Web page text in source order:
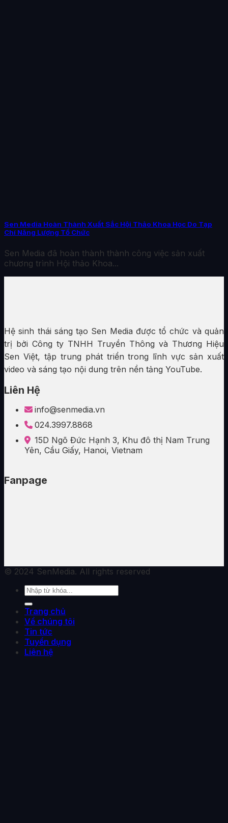
Sen Media Hoàn Thành Xuất Sắc Hội Thảo Khoa Học Do Tạp
Chí Năng Lượng Tổ Chức
Sen Media đã hoàn thành thành công việc sản xuất
chương trình Hội thảo Khoa...
Hệ sinh thái sáng tạo Sen Media được tổ chức và quản
trị bởi Công ty TNHH Truyền Thông và Thương Hiệu
Sen Việt, tập trung phát triển trong lĩnh vực sản xuất
video và sáng tạo nội dung trên nền tảng YouTube.
Liên Hệ
info@senmedia.vn
024.3997.8868
15D Ngõ Đức Hạnh 3, Khu đô thị Nam Trung
Yên, Cầu Giấy, Hanoi, Vietnam
Fanpage
© 2024 SenMedia. All rights reserved
Trang chủ
Về chúng tôi
Tin tức
Tuyển dụng
Liên hệ